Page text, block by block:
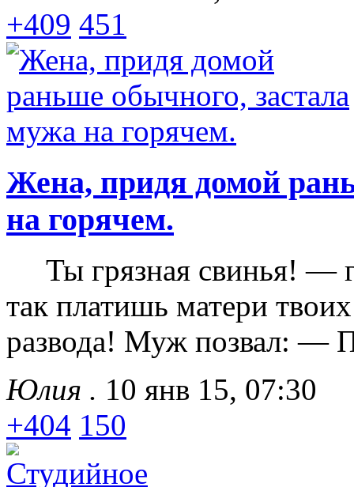
+409 451
Жена, придя домой
на горячем.
Ты грязная свинья! —
так платишь матери
развода! Муж позвал: —
Юлия . 10 янв 15, 07:30
+404 150